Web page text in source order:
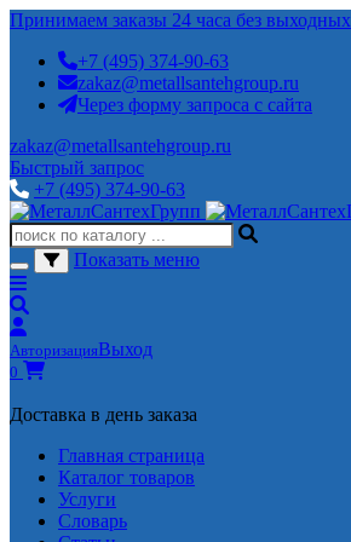
Принимаем заказы 24 часа без выходных
+7 (495) 374-90-63
zakaz@metallsantehgroup.ru
Через форму запроса с сайта
zakaz@metallsantehgroup.ru
Быстрый запрос
+7 (495) 374-90-63
Показать меню
АвторизацияВыход
0
Доставка в день заказа
Главная страница
Каталог товаров
Услуги
Словарь